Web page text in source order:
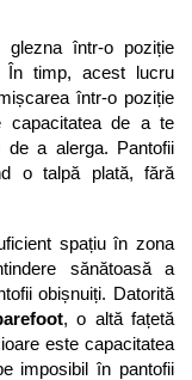
glezna într-o poziție
În timp, acest lucru
într-o poziție
capacitatea de a te
o talpă plată, fără
spațiu în zona
sănătoasă a
obișnuiți. Datorită
, o altă fațetă
este capacitatea
imposibil în pantofii